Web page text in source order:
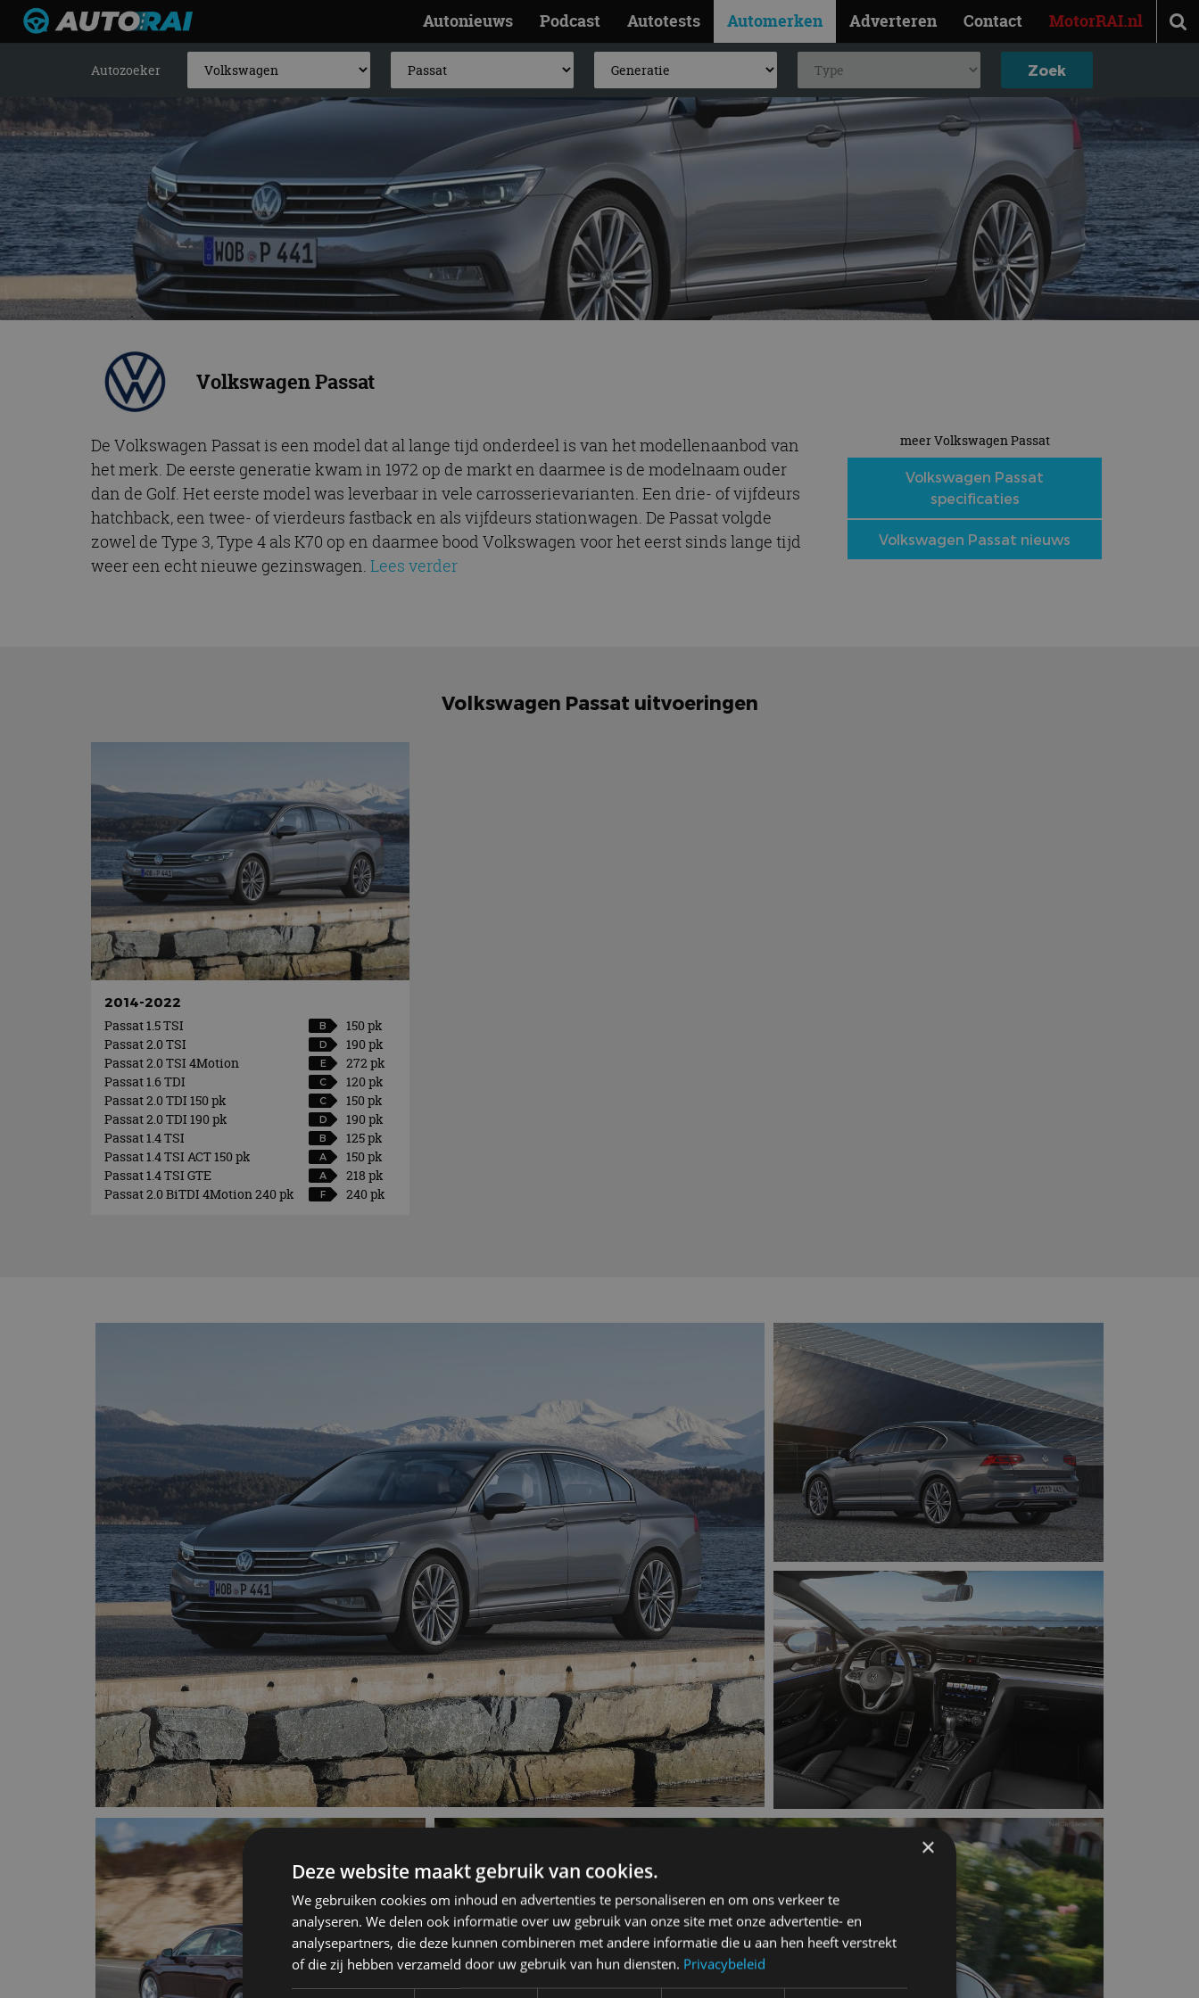
Autonieuws Podcast Autotests Automerken Adverteren Contact MotorRAI.nl
Autozoeker
Volkswagen Passat
De Volkswagen Passat is een model dat al lange tijd onderdeel is van het modellenaanbod van
het merk. De eerste generatie kwam in 1972 op de markt en daarmee is de modelnaam ouder
dan de Golf. Het eerste model was leverbaar in vele carrosserievarianten. Een drie- of vijfdeurs
hatchback, een twee- of vierdeurs fastback en als vijfdeurs stationwagen. De Passat volgde
zowel de Type 3, Type 4 als K70 op en daarmee bood Volkswagen voor het eerst sinds lange tijd
weer een echt nieuwe gezinswagen. Lees verder
meer Volkswagen Passat
Volkswagen Passat
specificaties
Volkswagen Passat nieuws
Volkswagen Passat uitvoeringen
2014-2022
Passat 1.5 TSI B
150 pk
Passat 2.0 TSI
D
190 pk
Passat 2.0 TSI 4Motion
E
272 pk
Passat 1.6 TDI
C
120 pk
Passat 2.0 TDI 150 pk
C
150 pk
Passat 2.0 TDI 190 pk
D
190 pk
Passat 1.4 TSI
B
125 pk
Passat 1.4 TSI ACT 150 pk
A
150 pk
Passat 1.4 TSI GTE
A
218 pk
Passat 2.0 BiTDI 4Motion 240 pk
F 240 pk
×
Deze website maakt gebruik van cookies.
We gebruiken cookies om inhoud en advertenties te personaliseren en om ons verkeer te
analyseren. We delen ook informatie over uw gebruik van onze site met onze advertentie- en
analysepartners, die deze kunnen combineren met andere informatie die u aan hen heeft verstrekt
of die zij hebben verzameld door uw gebruik van hun diensten. Privacybeleid